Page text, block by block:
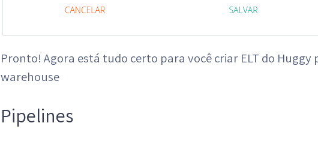
Pronto! Agora está tudo certo para você criar ELT do Huggy
warehouse
Pipelines